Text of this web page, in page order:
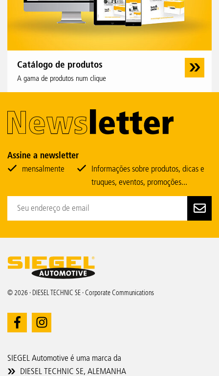
Catálogo de produtos
A gama de produtos num clique
Assine a newsletter
mensalmente
Informações sobre produtos, dicas e
truques, eventos, promoções...
© 2026 · DIESEL TECHNIC SE · Corporate Communications
SIEGEL Automotive é uma marca da
DIESEL TECHNIC SE, ALEMANHA